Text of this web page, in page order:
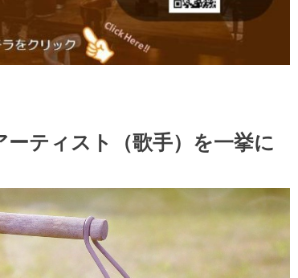
ーティスト（歌手）を一挙に